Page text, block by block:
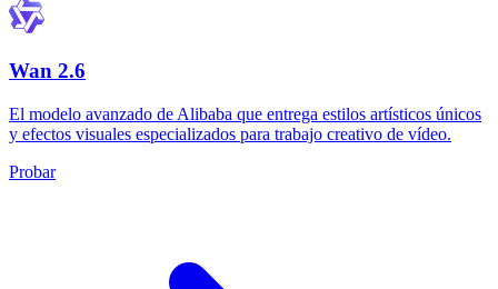
Wan 2.6
El modelo avanzado de Alibaba que entrega estilos artísticos únicos
y efectos visuales especializados para trabajo creativo de vídeo.
Probar